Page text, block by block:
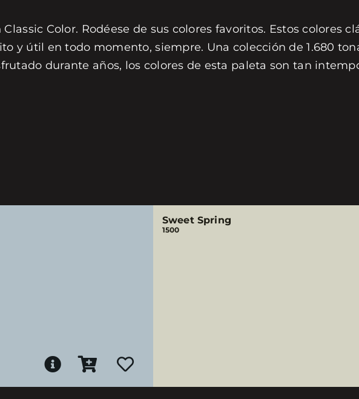
Color. Rodéese de sus colores favoritos. Estos colores
y útil en todo momento, siempre. Una colección de 1.680
durante años, los colores de esta paleta son tan
Sweet Spring
1500